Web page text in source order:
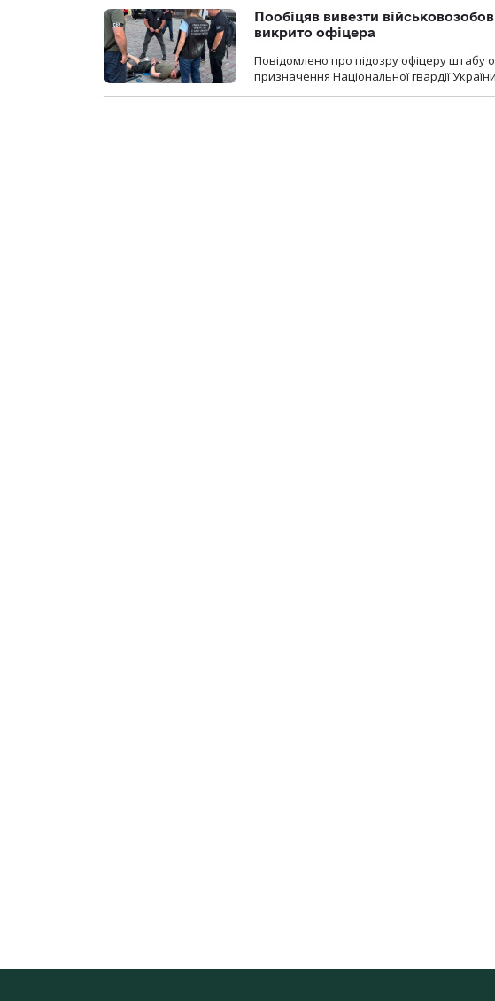
Пообіцяв вивезти
викрито офіцера
Повідомлено про підозру офіцеру штабу
призначення Національної гвардії